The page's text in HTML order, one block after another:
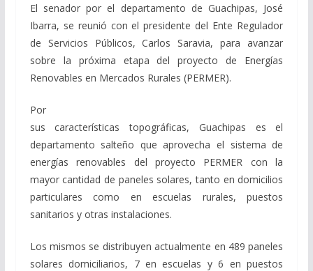
El senador por el departamento de Guachipas, José
Ibarra, se reunió con el presidente del Ente Regulador
de Servicios Públicos, Carlos Saravia, para avanzar
sobre la próxima etapa del proyecto de Energías
Renovables en Mercados Rurales (PERMER).
Por
sus características topográficas, Guachipas es el
departamento salteño que aprovecha el sistema de
energías renovables del proyecto PERMER con la
mayor cantidad de paneles solares, tanto en domicilios
particulares como en escuelas rurales, puestos
sanitarios y otras instalaciones.
Los mismos se distribuyen actualmente en 489 paneles
solares domiciliarios, 7 en escuelas y 6 en puestos